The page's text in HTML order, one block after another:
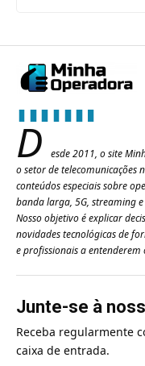
D
esde 2011, o site
o setor de telecomunicações
conteúdos especiais sobre
banda larga, 5G, streaming
Nosso objetivo é explicar
novidades tecnológicas de
e profissionais a entenderem
Junte-se à
Receba regularmente
caixa de entrada.